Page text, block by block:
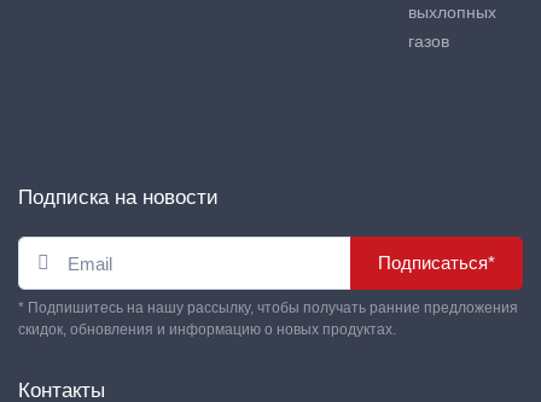
выхлопных
газов
Подписка на новости
Подписаться*
* Подпишитесь на нашу рассылку, чтобы получать ранние предложения
скидок, обновления и информацию о новых продуктах.
Контакты